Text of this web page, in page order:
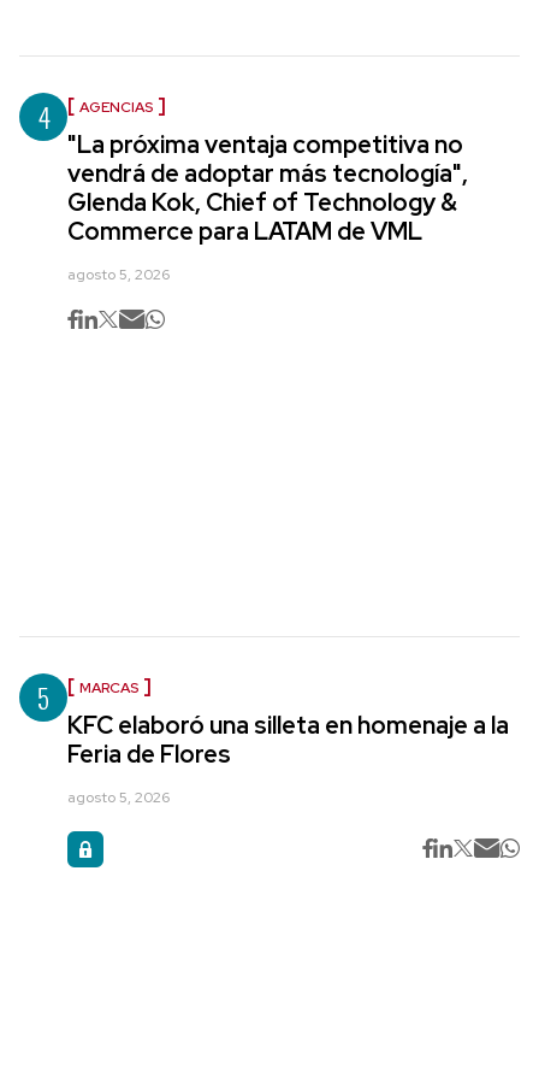
4 AGENCIAS
"La próxima ventaja competitiva no
vendrá de adoptar más tecnología",
Glenda Kok, Chief of Technology &
Commerce para LATAM de VML
agosto 5, 2026
5 MARCAS
KFC elaboró una silleta en homenaje a la
Feria de Flores
agosto 5, 2026